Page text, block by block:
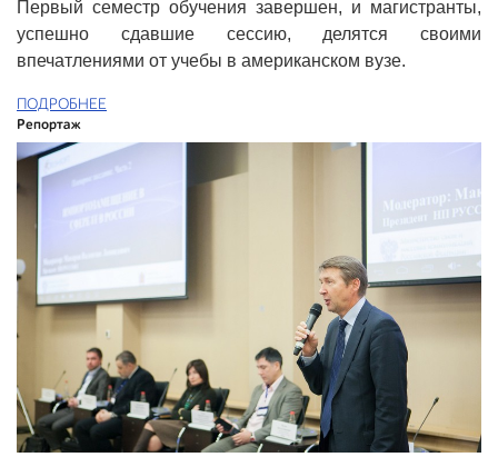
Первый семестр обучения завершен, и магистранты,
успешно сдавшие сессию, делятся своими
впечатлениями от учебы в американском вузе.
ПОДРОБНЕЕ
Репортаж